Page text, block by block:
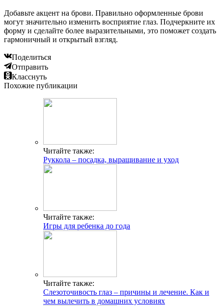
Добавьте акцент на брови. Правильно оформленные брови
могут значительно изменить восприятие глаз. Подчеркните их
форму и сделайте более выразительными, это поможет создать
гармоничный и открытый взгляд.
Поделиться
Отправить
Класснуть
Похожие публикации
Читайте также:
Руккола – посадка, выращивание и уход
Читайте также:
Игры для ребенка до года
Читайте также:
Слезоточивость глаз – причины и лечение. Как и
чем вылечить в домашних условиях